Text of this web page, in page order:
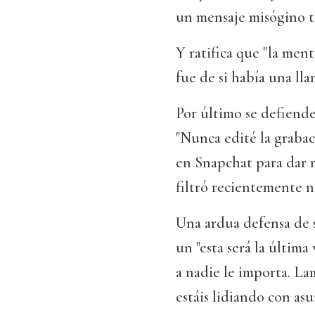
un mensaje misógino
Y ratifica que "la
fue de si había una
Por último se
"Nunca edité la
en Snapchat para
filtró recientemente
Una ardua defensa
un "esta será la
a nadie le importa.
estáis lidiando con